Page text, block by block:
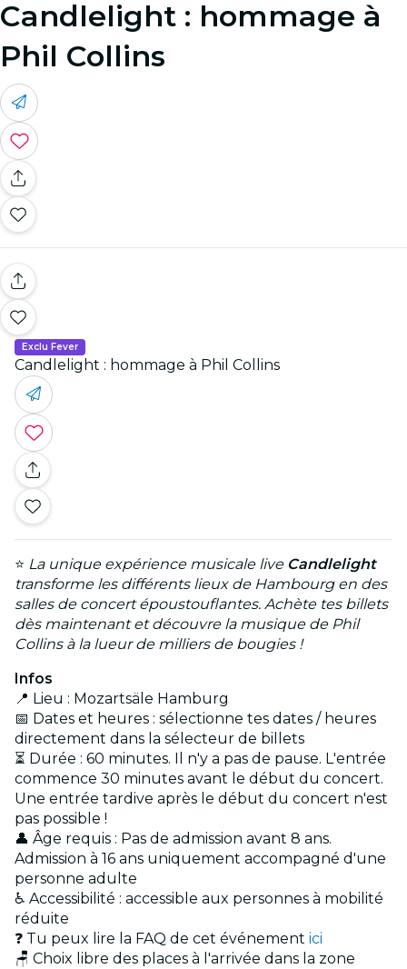
Candlelight : hommage à
Phil Collins
Exclu Fever
Candlelight : hommage à Phil Collins
⭐ La unique expérience musicale live Candlelight
transforme les différents lieux de Hambourg en des
salles de concert époustouflantes. Achète tes billets
dès maintenant et découvre la musique de Phil
Collins à la lueur de milliers de bougies !
Infos
📍 Lieu : Mozartsäle Hamburg
📅 Dates et heures : sélectionne tes dates / heures
directement dans la sélecteur de billets
⏳ Durée : 60 minutes. Il n'y a pas de pause. L'entrée
commence 30 minutes avant le début du concert.
Une entrée tardive après le début du concert n'est
pas possible !
👤 Âge requis : Pas de admission avant 8 ans.
Admission à 16 ans uniquement accompagné d'une
personne adulte
♿ Accessibilité : accessible aux personnes à mobilité
réduite
❓ Tu peux lire la FAQ de cet événement ici
🪑 Choix libre des places à l'arrivée dans la zone